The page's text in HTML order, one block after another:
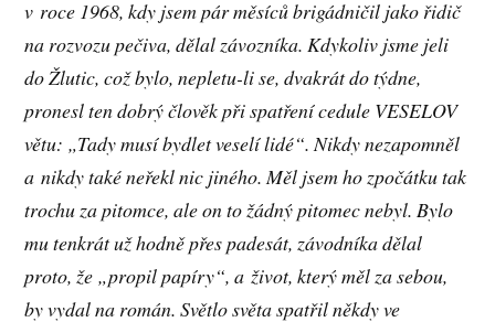
v roce 1968, kdy jsem pár měsíců brigádničil jako řidič
na rozvozu pečiva, dělal závozníka. Kdykoliv jsme jeli
do Žlutic, což bylo, nepletu-li se, dvakrát do týdne,
pronesl ten dobrý člověk při spatření cedule VESELOV
větu: „Tady musí bydlet veselí lidé“. Nikdy nezapomněl
a nikdy také neřekl nic jiného. Měl jsem ho zpočátku tak
trochu za pitomce, ale on to žádný pitomec nebyl. Bylo
mu tenkrát už hodně přes padesát, závodníka dělal
proto, že „propil papíry“, a život, který měl za sebou,
by vydal na román. Světlo světa spatřil někdy ve